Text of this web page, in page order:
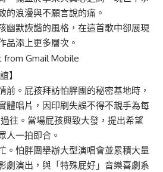
的浪漫與不願言說的痛。
幽默詼諧的風格，在這首歌中卻展現
品添上更多層次。
Gmail Mobile
】
前。屁孩拜訪怕胖團的秘密基地時，
體唱片，因印刷失誤不得不親手為每
往。當場屁孩興致大發，提出希望
人一拍即合。
。怕胖團舉辦大型演唱會並累積大量
劇演出，與「特殊屁好」音樂喜劇系